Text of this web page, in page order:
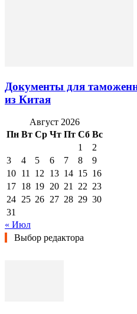
Документы для
из Китая
Август 2026
Пн Вт Ср Чт Пт Сб Вс
1
2
3
4 5 6 7 8
9
10 11 12 13 14 15 16
17 18 19 20 21 22 23
24 25 26 27 28 29 30
31
« Июл
Выбор редактора